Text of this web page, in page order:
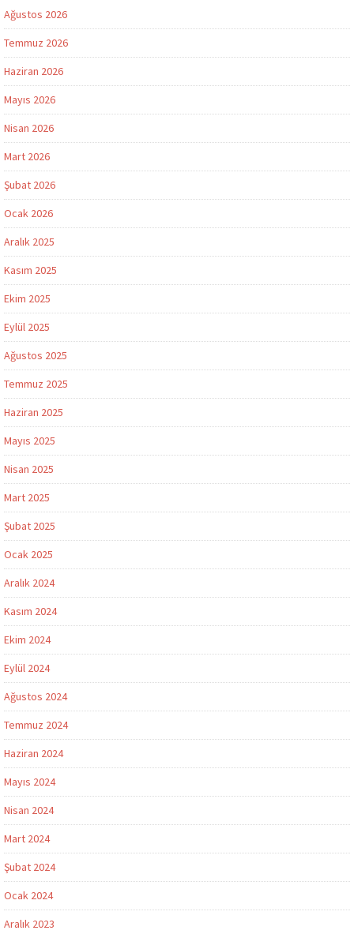
Ağustos 2026
Temmuz 2026
Haziran 2026
Mayıs 2026
Nisan 2026
Mart 2026
Şubat 2026
Ocak 2026
Aralık 2025
Kasım 2025
Ekim 2025
Eylül 2025
Ağustos 2025
Temmuz 2025
Haziran 2025
Mayıs 2025
Nisan 2025
Mart 2025
Şubat 2025
Ocak 2025
Aralık 2024
Kasım 2024
Ekim 2024
Eylül 2024
Ağustos 2024
Temmuz 2024
Haziran 2024
Mayıs 2024
Nisan 2024
Mart 2024
Şubat 2024
Ocak 2024
Aralık 2023